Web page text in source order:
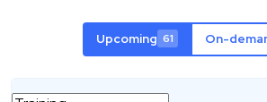
Upcoming 61 On-